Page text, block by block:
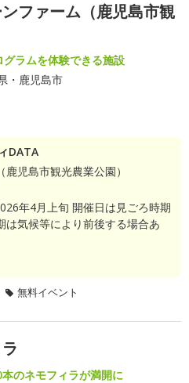
ンファーム（鹿児島市観
グラムを体験できる施設
・鹿児島市
DATA
児島市観光農業公園）
年4月上旬 開催日は見ごろ時期
は気候等により前後する場合あ
無料イベント
のネモフィラが満開に